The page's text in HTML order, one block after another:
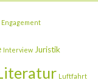
Engagement
Interview Juristik
Luftfahrt